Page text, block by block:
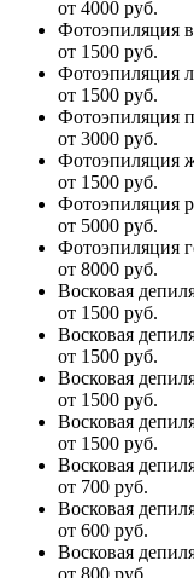
от 4000 руб.
Фотоэпиляция
от 1500 руб.
Фотоэпиляция
от 1500 руб.
Фотоэпиляция
от 3000 руб.
Фотоэпиляция
от 1500 руб.
Фотоэпиляция
от 5000 руб.
Фотоэпиляция
от 8000 руб.
Восковая
от 1500 руб.
Восковая
от 1500 руб.
Восковая
от 1500 руб.
Восковая
от 1500 руб.
Восковая
от 700 руб.
Восковая
от 600 руб.
Восковая
от 800 руб.